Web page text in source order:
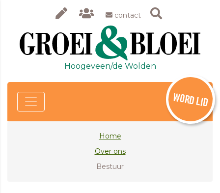
contact
Hoogeveen/de Wolden
WORD LID
Home
Over ons
Bestuur